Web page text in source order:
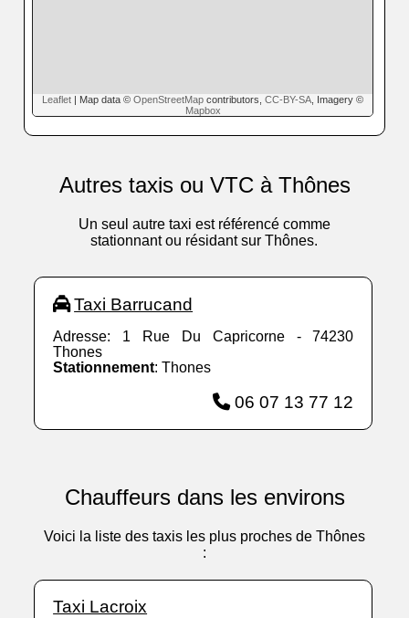
Leaflet | Map data © OpenStreetMap contributors, CC-BY-SA , Imagery ©
Mapbox
Autres taxis ou VTC à Thônes
Un seul autre taxi est référencé comme
stationnant ou résidant sur Thônes.
Taxi Barrucand
Adresse: 1 Rue Du Capricorne - 74230
Thones
Stationnement: Thones
06 07 13 77 12
Chauffeurs dans les environs
Voici la liste des taxis les plus proches de Thônes
:
Taxi Lacroix